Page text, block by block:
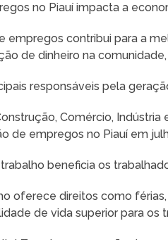
no Piauí impacta a
empregos contribui para a
de dinheiro na
responsáveis pela
Comércio,
de empregos no Piauí em
beneficia os
oferece direitos como férias,
de vida superior para os